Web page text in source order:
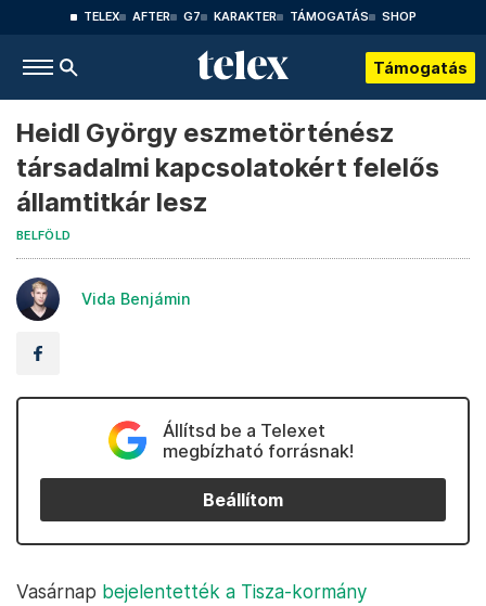
TELEX AFTER G7 KARAKTER TÁMOGATÁS SHOP
Támogatás
Heidl György eszmetörténész
társadalmi kapcsolatokért felelős
államtitkár lesz
BELFÖLD
Vida Benjámin
Állítsd be a Telexet
megbízható forrásnak!
Beállítom
Vasárnap bejelentették a Tisza-kormány